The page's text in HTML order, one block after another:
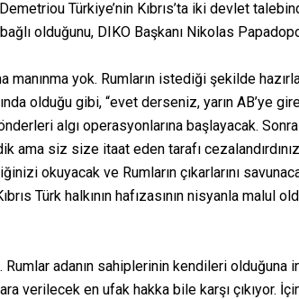
Türkiye’nin Kıbrıs’ta iki devlet
olduğunu, DIKO Başkanı Nikolas
manınma yok. Rumların istediği şekilde
olduğu gibi, “evet derseniz, yarın AB’ye
algı operasyonlarına başlayacak.
ama siz size itaat eden tarafı
okuyacak ve Rumların çıkarlarını
Türk halkının hafızasının nisyanla
adanın sahiplerinin kendileri olduğuna
verilecek en ufak hakka bile karşı çıkıyor.